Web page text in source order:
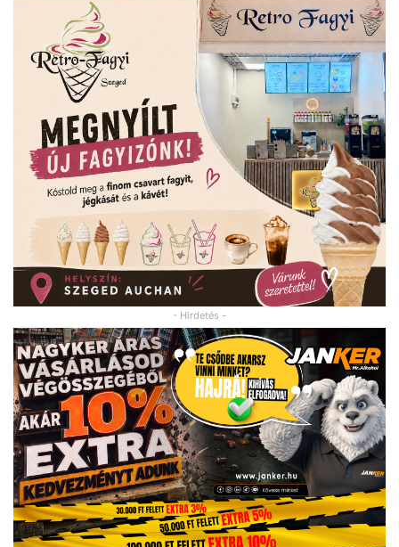
- Hirdetés -